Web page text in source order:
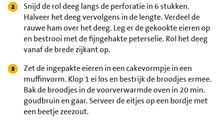
Snijd de rol deeg langs de perforatie in 6 stukken.
Halveer het deeg vervolgens in de lengte. Verdeel de
rauwe ham over het deeg. Leg er de gekookte eieren op
en bestrooi met de fijngehakte peterselie. Rol het deeg
vanaf de brede zijkant op.
Zet de ingepakte eieren in een cakevormpje in een
muffinvorm. Klop 1 ei los en bestrijk de broodjes ermee.
Bak de broodjes in de voorverwarmde oven in 20 min.
goudbruin en gaar. Serveer de eitjes op een bordje met
een beetje zeezout.